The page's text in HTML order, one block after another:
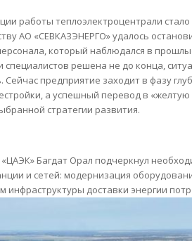
работы теплоэлектроцентрали
АО «СЕВКАЗЭНЕРГО» удалось
который наблюдался в
специалистов решена не до конца,
предприятие заходит в фазу
а успешный перевод в «желтую
стратегии развития.
Багдат Орал подчеркнул
и сетей: модернизация
инфраструктуры доставки энергии